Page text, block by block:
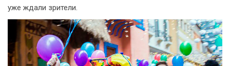
уже ждали зрители.